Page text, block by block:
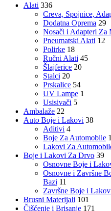
Alati 336
Creva, Spojnice,
Dodatna Oprema 29
Nosači i Adapteri Za
Pneumatski Alati 12
Polirke 18
Ručni Alati 45
Šlajferice 20
Stalci 20
Prskalice 54
UV Lampe 1
Usisivači 5
Ambalaže 22
Auto Boje i Lakovi 38
Aditivi 4
Boje Za Automobile
Lakovi Za
Boje i Lakovi Za Drvo 39
Osnovne Boje i
Osnovne i Završne
Bazi 11
Završne Boje i
Brusni Materijali 101
Čišćenje i Brisanje 171